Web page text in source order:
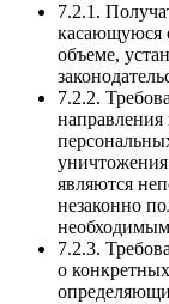
7.2.1.
касающуюся
объеме,
7.2.2.
направления
являются
незаконно
7.2.3.
о